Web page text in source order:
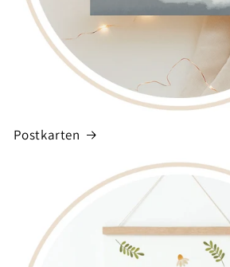
Postkarten